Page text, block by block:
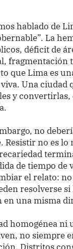
hablado de
La
déficit de
fragmentación
que Lima es
Una ciudad
y
no
no es lo
de tiempo de
el relato:
resolverse
en una misma
homogénea ni
no siempre
Distritos